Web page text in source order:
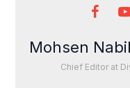
Mohsen Nabil
Chief Editor at